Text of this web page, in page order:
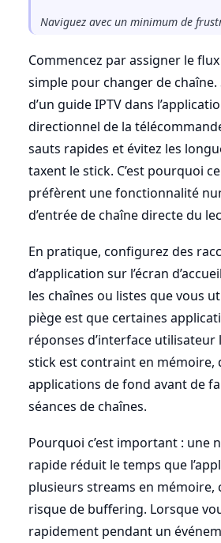
Naviguez avec un minimum de
Commencez par assigner le
simple pour changer de chaîne.
d’un guide IPTV dans
directionnel de la
sauts rapides et évitez les
taxent le stick. C’est pourquoi
préfèrent une fonctionnalité
d’entrée de chaîne directe du
En pratique, configurez des
d’application sur l’écran
les chaînes ou listes que vous
piège est que certaines
réponses d’interface
stick est contraint en mémoire,
applications de fond avant de
séances de chaînes.
Pourquoi c’est important : une
rapide réduit le temps que
plusieurs streams en mémoire,
risque de buffering. Lorsque
rapidement pendant un